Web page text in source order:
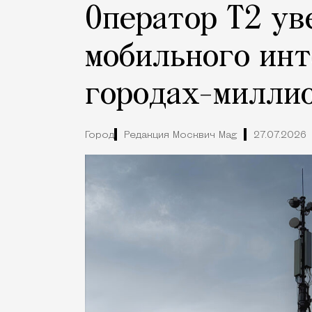
Оператор Т2
мобильного
городах-
Город Редакция Москвич Mag 27.07.2026